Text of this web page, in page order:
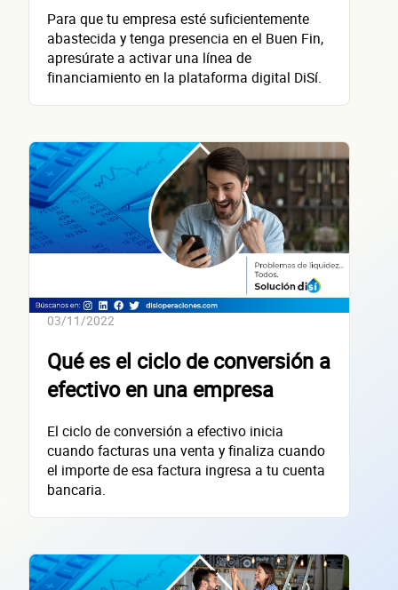
Para que tu empresa esté suficientemente
abastecida y tenga presencia en el Buen Fin,
apresúrate a activar una línea de
financiamiento en la plataforma digital DiSí.
03/11/2022
Qué es el ciclo de conversión a
efectivo en una empresa
El ciclo de conversión a efectivo inicia
cuando facturas una venta y finaliza cuando
el importe de esa factura ingresa a tu cuenta
bancaria.
Primer apellido
Segundo apellido
Teléfono
Correo electrónico
Confirma tu correo electrónico
Datos de
Sitio electrónico